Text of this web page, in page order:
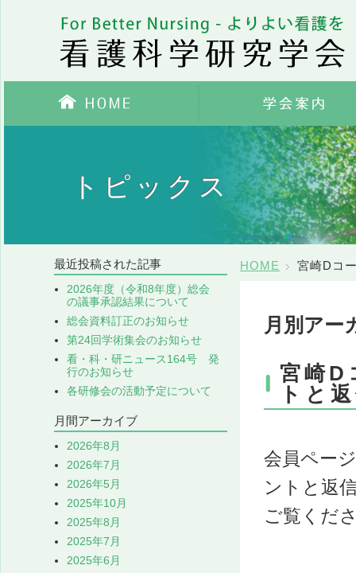
学会案内
トピックス
HOME 宮崎Dコ
月別アー
宮崎D
トと
会員ペー
ントと返
ご覧くだ
最近投稿された記事
2026年度（令和8年度）総会
の議事承認結果について
総会資料訂正のお知らせ
第24回学術集会のお知らせ
看・科・研ニュース164号 発
行のお知らせ
各研修会の活動予定について
月間アーカイブ
2026年8月
2026年7月
2026年5月
2025年10月
2025年8月
2025年7月
2025年6月